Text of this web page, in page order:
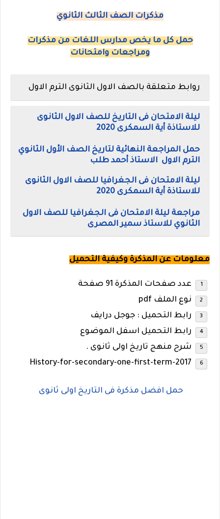
مذكرات الصف الثالث الثانوي
حمل كل ما يخص مدارس اللغات من مذكرات
ومراجعات وامتحانات
روابط متعلقة بالصف الاول الثانوى الترم الاول
ليلة الامتحان فى التاريخ للصف الاول الثانوى
للاستاذة أية السمكرى 2020
حمل المراجعة النهائية لتاريخ الصف الأول الثانوي
الترم الاول الاستاذ أحمد طلب
ليلة الامتحان فى الجغرافيا للصف الاول الثانوى
للاستاذة أية السمكرى 2020
مراجعة ليلة الامتحان فى الجغرافيا للصف الاول
الثانوي للاستاذ سمير المصرى
معلومات عن المذكرة وكيفية التحميل
عدد صفحات المذكرة 91 صفحة
نوع الملف pdf
رابط التحميل : جوجل درايف
رابط التحميل اسفل الموضوع
شرح منهج تاريخ اولى ثانوى .
History-for-secondary-one-first-term-2017
حمل افضل مذكرة فى التاريخ اولى ثانوى